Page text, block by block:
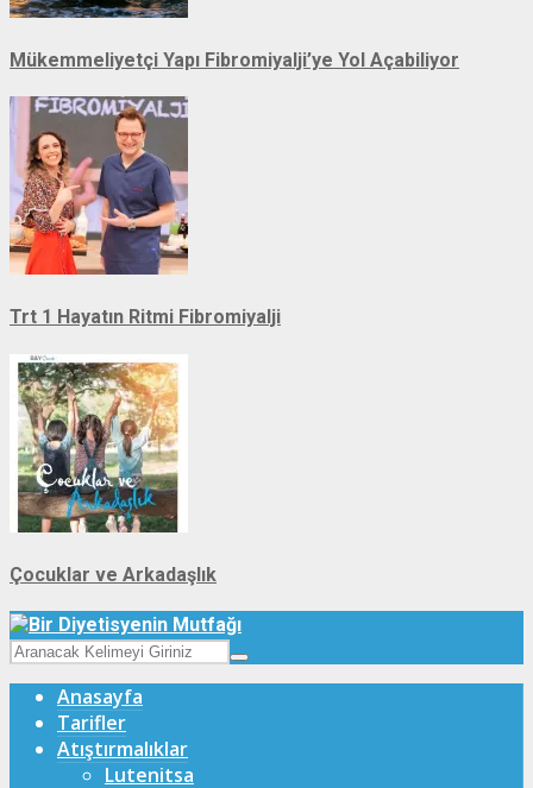
Mükemmeliyetçi Yapı Fibromiyalji’ye Yol Açabiliyor
Trt 1 Hayatın Ritmi Fibromiyalji
Çocuklar ve Arkadaşlık
Anasayfa
Tarifler
Atıştırmalıklar
Lutenitsa